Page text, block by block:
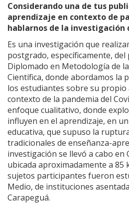
Considerando una de tus
aprendizaje en contexto de
hablarnos de la investigación
Es una investigación que
postgrado, específicamente,
Diplomado en Metodología de
Científica, donde abordamos la
los estudiantes sobre su propio
contexto de la pandemia del
enfoque cualitativo, donde
influyen en el aprendizaje, en
educativa, que supuso la
tradicionales de enseñanza-
investigación se llevó a cabo en
ubicada aproximadamente a 85
sujetos participantes fueron
Medio, de instituciones
Carapeguá.